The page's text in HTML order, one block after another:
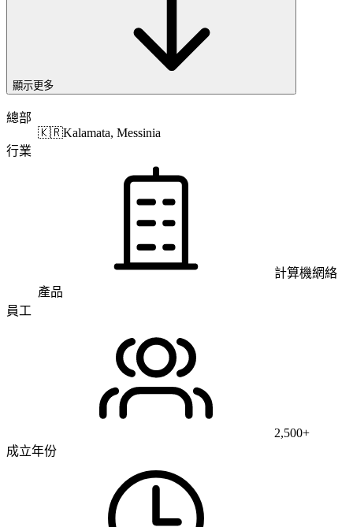
顯示更多
總部
🇰🇷Kalamata, Messinia
行業
計算機網絡
產品
員工
2,500+
成立年份